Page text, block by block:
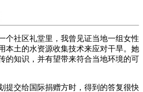
社区礼堂里，我曾见证当地一组女性
本土的水资源收集技术来应对干旱。她
的知识，并有望带来符合当地环境的可
交给国际捐赠方时，得到的答复很快